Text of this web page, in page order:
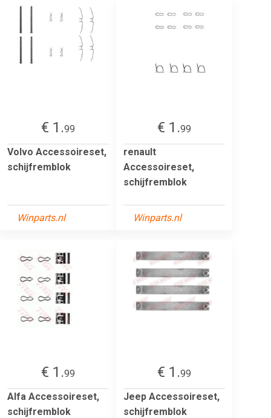
€ 1.99
Volvo Accessoireset,
schijfremblok
Winparts.nl
€ 1.99
renault
Accessoireset,
schijfremblok
Winparts.nl
€ 1.99
Alfa Accessoireset,
schijfremblok
€ 1.99
Jeep Accessoireset,
schijfremblok